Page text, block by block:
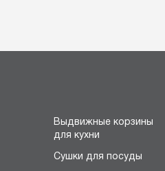
Выдвижные корзины
для кухни
Сушки для посуды